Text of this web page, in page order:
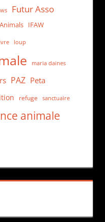
Futur Asso
IFAW
loup
maria daines
PAZ Peta
refuge sanctuaire
animale